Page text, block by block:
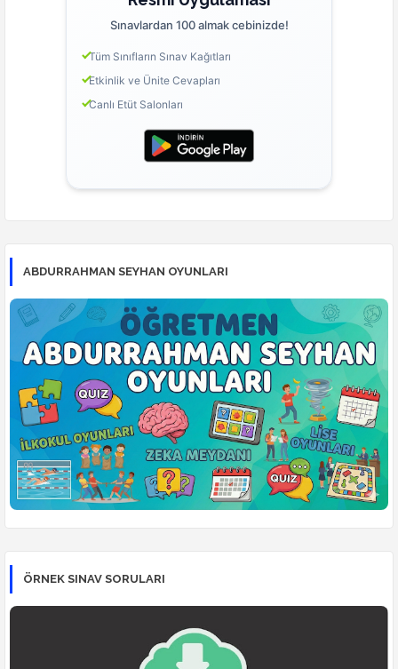
Sınavlardan 100 almak cebinizde!
Tüm Sınıfların Sınav Kağıtları
Etkinlik ve Ünite Cevapları
Canlı Etüt Salonları
ABDURRAHMAN SEYHAN OYUNLARI
ÖRNEK SINAV SORULARI